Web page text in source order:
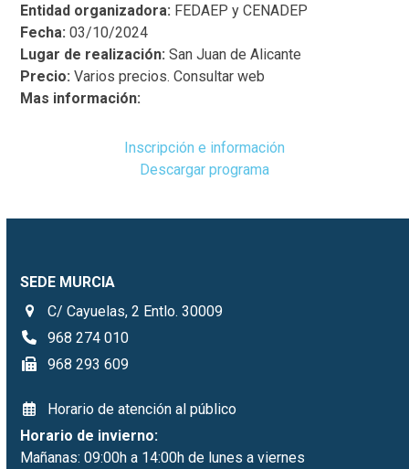
Entidad organizadora: FEDAEP y CENADEP
Fecha: 03/10/2024
Lugar de realización: San Juan de Alicante
Precio: Varios precios. Consultar web
Mas información:
Inscripción e información
Descargar programa
SEDE MURCIA
C/ Cayuelas, 2 Entlo. 30009
968 274 010
968 293 609
Horario de atención al público
Horario de invierno:
Mañanas: 09:00h a 14:00h de lunes a viernes